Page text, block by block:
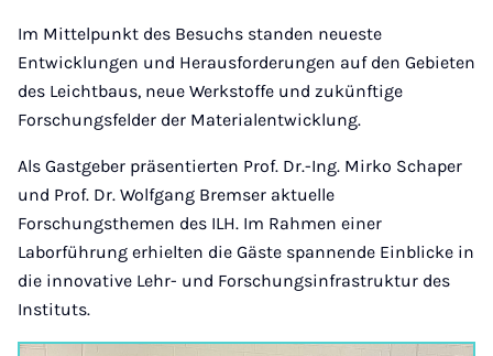
Im Mittelpunkt des Besuchs standen neueste
Entwicklungen und Herausforderungen auf den Gebieten
des Leichtbaus, neue Werkstoffe und zukünftige
Forschungsfelder der Materialentwicklung.
Als Gastgeber präsentierten Prof. Dr.-Ing. Mirko Schaper
und Prof. Dr. Wolfgang Bremser aktuelle
Forschungsthemen des ILH. Im Rahmen einer
Laborführung erhielten die Gäste spannende Einblicke in
die innovative Lehr- und Forschungsinfrastruktur des
Instituts.